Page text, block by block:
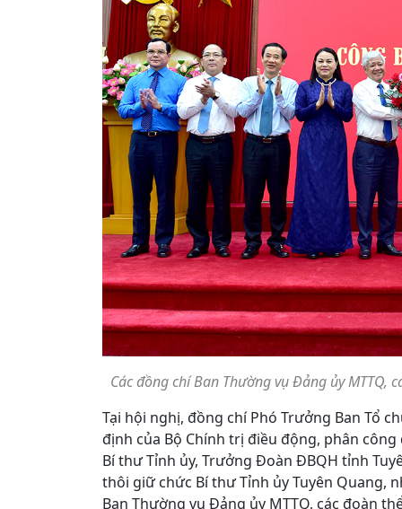
Các đồng chí Ban Thường vụ Đảng ủy MTTQ,
Tại hội nghị, đồng chí Phó Trưởng Ban Tổ
định của Bộ Chính trị điều động, phân
Bí thư Tỉnh ủy, Trưởng Đoàn ĐBQH tỉnh
thôi giữ chức Bí thư Tỉnh ủy Tuyên Quang,
Ban Thường vụ Đảng ủy MTTQ, các đoàn